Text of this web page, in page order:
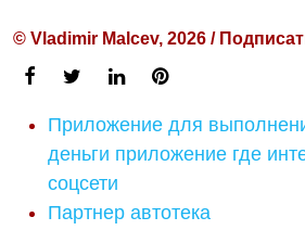
© Vladimir Malcev, 2026 /
Приложение для
деньги приложение где
соцсети
Партнер автотека